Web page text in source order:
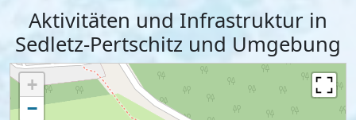
Aktivitäten und Infrastruktur in
Sedletz-Pertschitz und Umgebung
+
−